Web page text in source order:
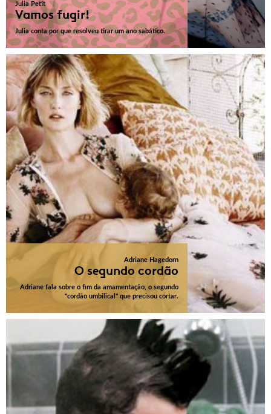
Julia Petit
Vamos fugir!
Julia conta por que resolveu tirar um ano sabático.
Adriane Hagedorn
O segundo cordão
Adriane fala sobre o fim da amamentação, o segundo
"cordão umbilical" que precisou cortar.